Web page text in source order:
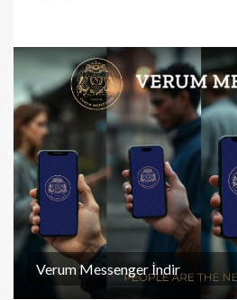
Verum Messenger İndir